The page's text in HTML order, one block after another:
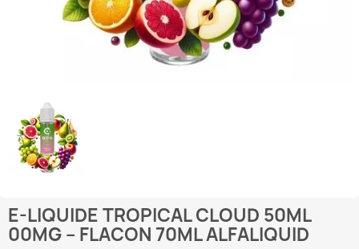
E-LIQUIDE TROPICAL CLOUD 50ML
00MG – FLACON 70ML ALFALIQUID